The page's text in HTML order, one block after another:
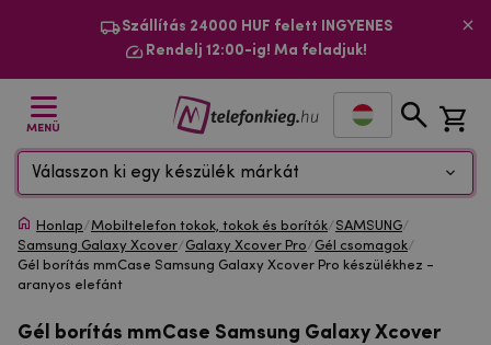
Szállítás 24000 HUF felett INGYENES
Rendelj 12:00-ig! Ma feladjuk!
MENÜ
Válasszon ki egy készülék márkát
Honlap/Mobiltelefon tokok, tokok és borítók/SAMSUNG/
Samsung Galaxy Xcover/Galaxy Xcover Pro/Gél csomagok/
Gél borítás mmCase Samsung Galaxy Xcover Pro készülékhez -
aranyos elefánt
Gél borítás mmCase Samsung Galaxy Xcover